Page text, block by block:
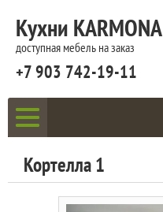
Кухни KARMONA
доступная мебель на заказ
+7 903 742-19-11
Кортелла 1